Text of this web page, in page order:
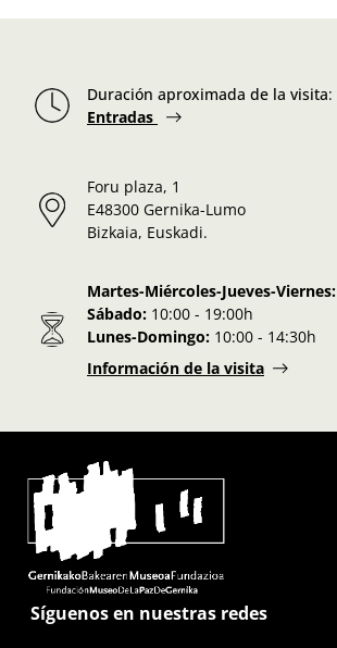
Duración aproximada de la visita:
Entradas
Foru plaza, 1
E48300 Gernika-Lumo
Bizkaia, Euskadi.
Martes-Miércoles-Jueves-Viernes:
Sábado: 10:00 - 19:00h
Lunes-Domingo: 10:00 - 14:30h
Información de la visita
Síguenos en nuestras redes